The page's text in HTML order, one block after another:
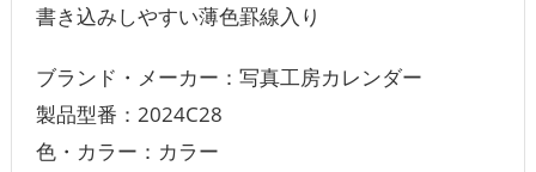
書き込みしやすい薄色罫線入り
ブランド・メーカー：‎写真工房カレンダー
製品型番：2024C28
色・カラー：‎カラー